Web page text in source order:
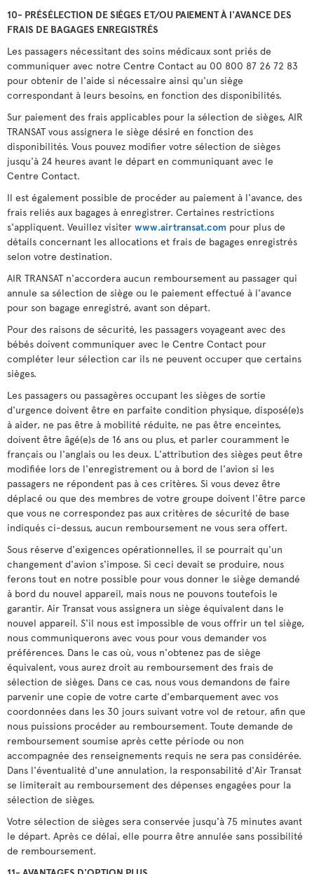
10- PRÉSÉLECTION DE SIÈGES ET/OU PAIEMENT À l'AVANCE DES
FRAIS DE BAGAGES ENREGISTRÉS
Les passagers nécessitant des soins médicaux sont priés de
communiquer avec notre Centre Contact au 00 800 87 26 72 83
pour obtenir de l'aide si nécessaire ainsi qu'un siège
correspondant à leurs besoins, en fonction des disponibilités.
Sur paiement des frais applicables pour la sélection de sièges, AIR
TRANSAT vous assignera le siège désiré en fonction des
disponibilités. Vous pouvez modifier votre sélection de sièges
jusqu'à 24 heures avant le départ en communiquant avec le
Centre Contact.
Il est également possible de procéder au paiement à l'avance, des
frais reliés aux bagages à enregistrer. Certaines restrictions
s'appliquent. Veuillez visiter www.airtransat.com pour plus de
détails concernant les allocations et frais de bagages enregistrés
selon votre destination.
AIR TRANSAT n'accordera aucun remboursement au passager qui
annule sa sélection de siège ou le paiement effectué à l'avance
pour son bagage enregistré, avant son départ.
Pour des raisons de sécurité, les passagers voyageant avec des
bébés doivent communiquer avec le Centre Contact pour
compléter leur sélection car ils ne peuvent occuper que certains
sièges.
Les passagers ou passagères occupant les sièges de sortie
d'urgence doivent être en parfaite condition physique, disposé(e)s
à aider, ne pas être à mobilité réduite, ne pas être enceintes,
doivent être âgé(e)s de 16 ans ou plus, et parler couramment le
français ou l'anglais ou les deux. L'attribution des sièges peut être
modifiée lors de l'enregistrement ou à bord de l'avion si les
passagers ne répondent pas à ces critères. Si vous devez être
déplacé ou que des membres de votre groupe doivent l'être parce
que vous ne correspondez pas aux critères de sécurité de base
indiqués ci-dessus, aucun remboursement ne vous sera offert.
Sous réserve d'exigences opérationnelles, il se pourrait qu'un
changement d'avion s'impose. Si ceci devait se produire, nous
ferons tout en notre possible pour vous donner le siège demandé
à bord du nouvel appareil, mais nous ne pouvons toutefois le
garantir. Air Transat vous assignera un siège équivalent dans le
nouvel appareil. S'il nous est impossible de vous offrir un tel siège,
nous communiquerons avec vous pour vous demander vos
préférences. Dans le cas où, vous n'obtenez pas de siège
équivalent, vous aurez droit au remboursement des frais de
sélection de sièges. Dans ce cas, nous vous demandons de faire
parvenir une copie de votre carte d'embarquement avec vos
coordonnées dans les 30 jours suivant votre vol de retour, afin que
nous puissions procéder au remboursement. Toute demande de
remboursement soumise après cette période ou non
accompagnée des renseignements requis ne sera pas considérée.
Dans l'éventualité d'une annulation, la responsabilité d'Air Transat
se limiterait au remboursement des dépenses engagées pour la
sélection de sièges.
Votre sélection de sièges sera conservée jusqu'à 75 minutes avant
le départ. Après ce délai, elle pourra être annulée sans possibilité
de remboursement.